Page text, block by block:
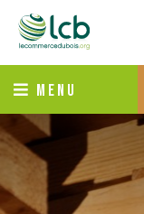
MENU